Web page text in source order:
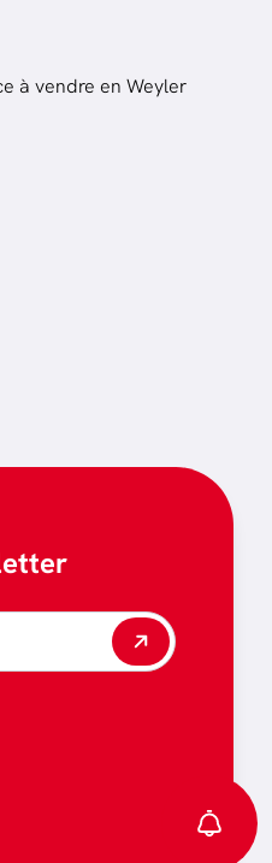
à vendre en Weyler